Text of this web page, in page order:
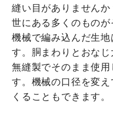
縫い目がありませんか
世にある多くのものが
機械で編み込んだ生
す。胴まわりとおな
無縫製でそのまま使
す。機械の口径を変
くることもできます。